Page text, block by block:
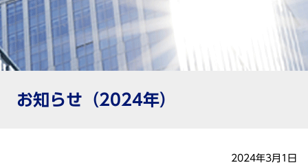
ジ
ャ
ン
プ
テ
ン
ツ
で
お知らせ（2024年）
2024年3月1日